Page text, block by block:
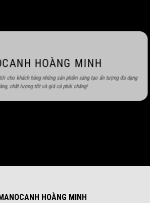
HOÀNG MINH
cho khách hàng những sản phẩm sáng tạo ấn tượng đa dạng
chất lượng tốt và giá cả phải chăng!
HOÀNG MINH